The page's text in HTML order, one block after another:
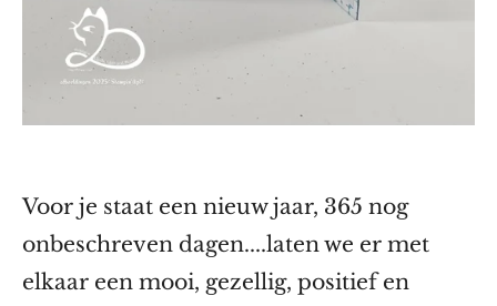
Voor je staat een nieuw jaar, 365 nog
onbeschreven dagen....laten we er met
elkaar een mooi, gezellig, positief en